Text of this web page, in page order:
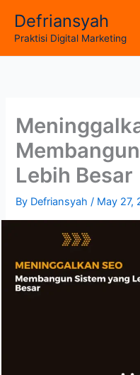
content
Defriansyah
Praktisi Digital Marketing
Lebih Besar
By Defriansyah/ May 27,